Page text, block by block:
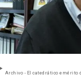
Archivo - El catedrático emérito